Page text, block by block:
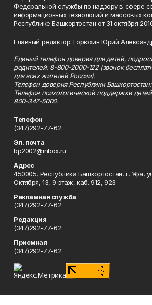
Федеральной службы по надзору в сфере
информационных технологий и массовых
Республике Башкортостан от 31 октября
Главный редактор: Горюхин Юрий
Единый телефон доверия для детей,
родителей: 8-800-2000-122 (звонок
для всех жителей России).
Телефон доверия Республики
Телефон психологической поддержки
800-347-5000.
Телефон
(347)292-77-62
Эл. почта
bp2002@inbox.ru
Адрес
450005, Республика Башкортостан, г. Уфа,
Октября, 13, 9 этаж, каб. 912, 923
Рекламная служба
(347)292-77-62
Редакция
(347)292-77-62
Приемная
(347)292-77-62